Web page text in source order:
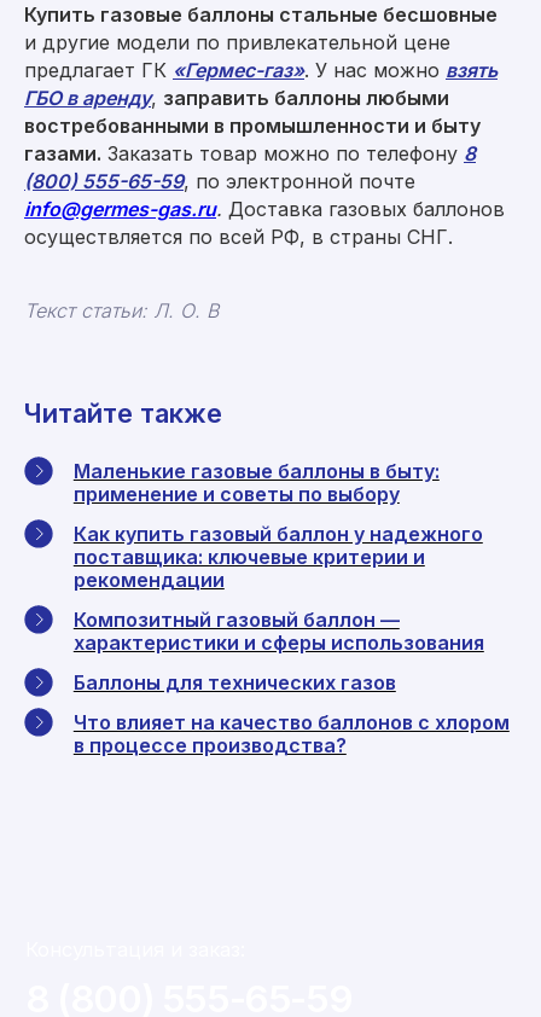
Купить газовые баллоны стальные бесшовные
и другие модели по привлекательной цене
предлагает ГК «Гермес-газ». У нас можно взять
ГБО в аренду, заправить баллоны любыми
востребованными в промышленности и быту
газами. Заказать товар можно по телефону 8
(800) 555-65-59, по электронной почте
info@germes-gas.ru. Доставка газовых баллонов
осуществляется по всей РФ, в страны СНГ.
Текст статьи: Л. О. В
Читайте также
Маленькие газовые баллоны в быту:
применение и советы по выбору
Как купить газовый баллон у надежного
поставщика: ключевые критерии и
рекомендации
Композитный газовый баллон —
характеристики и сферы использования
Баллоны для технических газов
Что влияет на качество баллонов с хлором
в процессе производства?
Мы находимся по адресу:
Москва, ул. Средняя Калитниковская
26/27с1 (офис 603)
Римская, Нижегородская, Площадь Ильича
пн-пт 09:00-18:00
© 2008–2026 «Гермес-газ»
Политика конфиденциальности